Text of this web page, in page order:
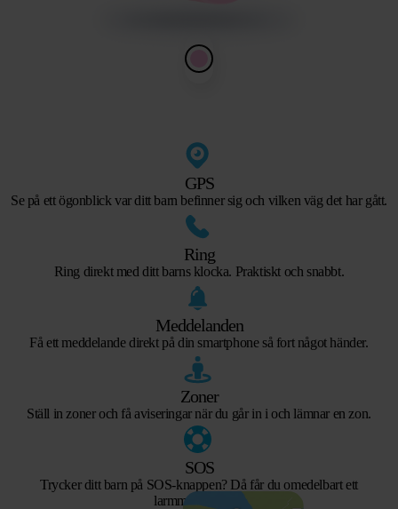
GPS
Se på ett ögonblick var ditt barn befinner sig och vilken väg det har gått.
Ring
Ring direkt med ditt barns klocka. Praktiskt och snabbt.
Meddelanden
Få ett meddelande direkt på din smartphone så fort något händer.
Zoner
Ställ in zoner och få aviseringar när du går in i och lämnar en zon.
SOS
Trycker ditt barn på SOS-knappen? Då får du omedelbart ett
larmmeddelande.